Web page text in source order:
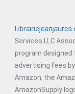
Services LLC
program designed
advertising fees
Amazon, the
AmazonSupply